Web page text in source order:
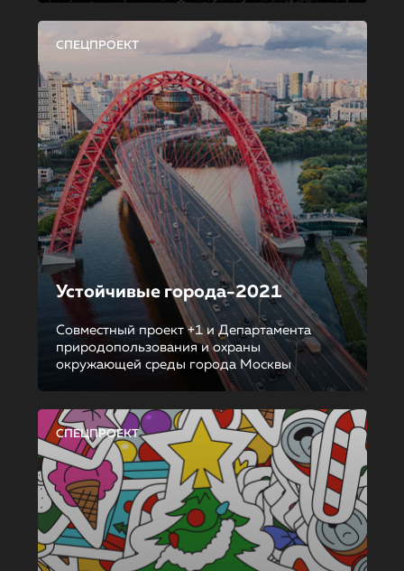
СПЕЦПРОЕКТ
Устойчивые города-2021
Совместный проект +1 и Департамента
природопользования и охраны
окружающей среды города Москвы
СПЕЦПРОЕКТ